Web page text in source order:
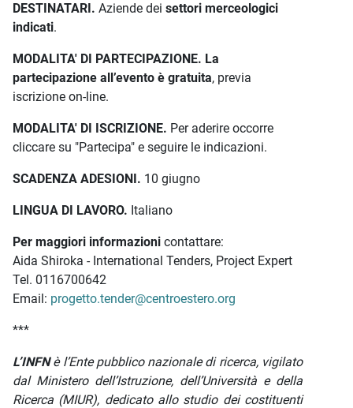
DESTINATARI. Aziende dei settori merceologici
indicati.
MODALITA' DI PARTECIPAZIONE. La
partecipazione all’evento è gratuita, previa
iscrizione on-line.
MODALITA' DI ISCRIZIONE. Per aderire occorre
cliccare su "Partecipa" e seguire le indicazioni.
SCADENZA ADESIONI. 10 giugno
LINGUA DI LAVORO. Italiano
Per maggiori informazioni contattare:
Aida Shiroka - International Tenders, Project Expert
Tel. 0116700642
Email: progetto.tender@centroestero.org
***
L’INFNè l’Ente pubblico nazionale di ricerca, vigilato
dal Ministero dell’Istruzione, dell’Università e della
Ricerca (MIUR), dedicato allo studio dei costituenti